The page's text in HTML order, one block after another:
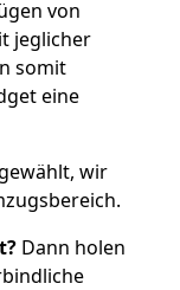
von
jeglicher
somit
eine
wir
Dann holen